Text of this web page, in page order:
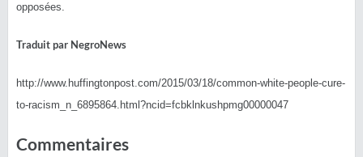
opposées.
Traduit par NegroNews
http://www.huffingtonpost.com/2015/03/18/common-white-people-cure-
to-racism_n_6895864.html?ncid=fcbklnkushpmg00000047
Commentaires